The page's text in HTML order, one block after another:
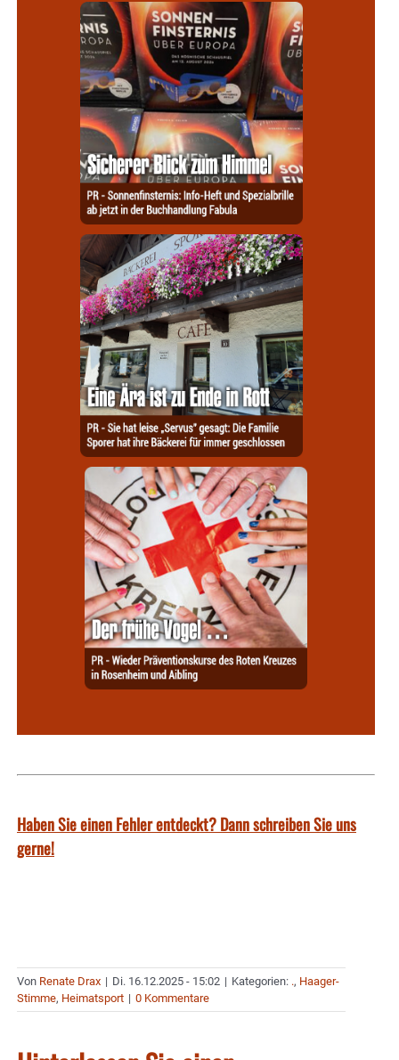
Haben Sie einen Fehler entdeckt? Dann schreiben Sie uns
gerne!
Von Renate Drax | Di. 16.12.2025 - 15:02 | Kategorien: ., Haager-
Stimme, Heimatsport | 0 Kommentare